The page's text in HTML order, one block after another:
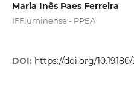
Maria Inês Paes Ferreira
IFFluminense - PPEA
DOI: https://doi.org/10.19180/